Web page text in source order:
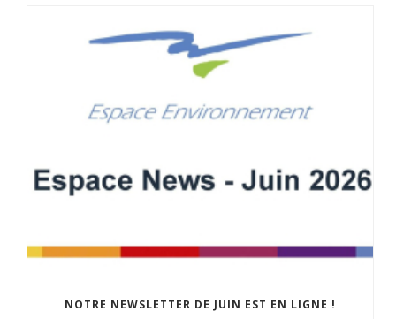
NOTRE NEWSLETTER DE JUIN EST EN LIGNE !